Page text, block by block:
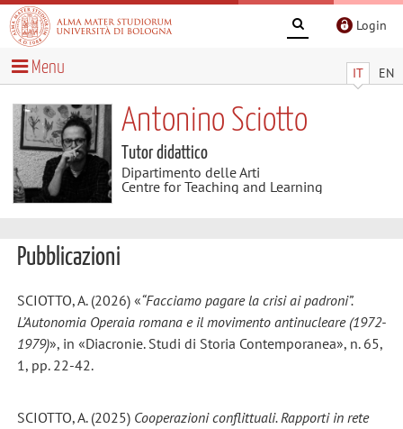
Login
IT EN
Menu
Antonino Sciotto
Tutor didattico
Dipartimento delle Arti
Centre for Teaching and Learning
Pubblicazioni
SCIOTTO, A. (2026) «“Facciamo pagare la crisi ai padroni”.
L’Autonomia Operaia romana e il movimento antinucleare (1972-
1979)», in «Diacronie. Studi di Storia Contemporanea», n. 65,
1, pp. 22-42.
SCIOTTO, A. (2025) Cooperazioni conflittuali. Rapporti in rete